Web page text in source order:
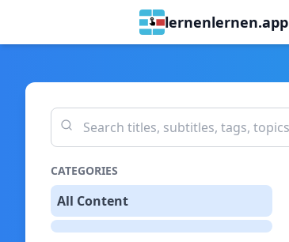
lernenlernen.app
CATEGORIES
All Content